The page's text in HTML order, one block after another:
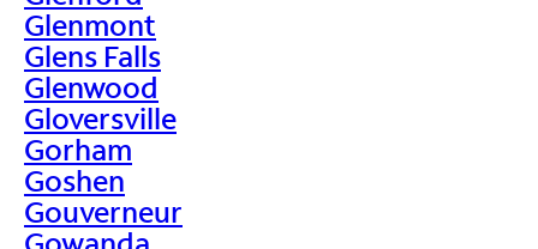
Glenmont
Glens Falls
Glenwood
Gloversville
Gorham
Goshen
Gouverneur